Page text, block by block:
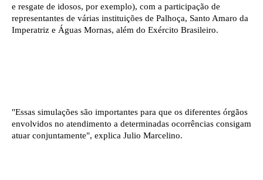
e resgate de idosos, por exemplo), com a participação de
representantes de várias instituições de Palhoça, Santo Amaro da
Imperatriz e Águas Mornas, além do Exército Brasileiro.
"Essas simulações são importantes para que os diferentes órgãos
envolvidos no atendimento a determinadas ocorrências consigam
atuar conjuntamente", explica Julio Marcelino.